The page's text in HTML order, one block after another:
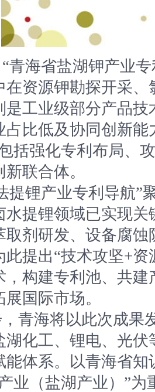
海省盐湖钾产业专
在资源钾勘探开采
是工业级部分产品
占比低及协同创新
括强化专利布局、
联合体。
锂产业专利导航”
水提锂领域已实现
取剂研发、设备腐
此提出“技术攻坚+
，构建专利池、共
国际市场。
海将以此次成果
湖化工、锂电、光
能体系。以青海省
业（盐湖产业）”